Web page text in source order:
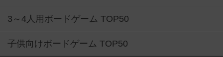
3～4人用ボードゲーム TOP50
子供向けボードゲーム TOP50